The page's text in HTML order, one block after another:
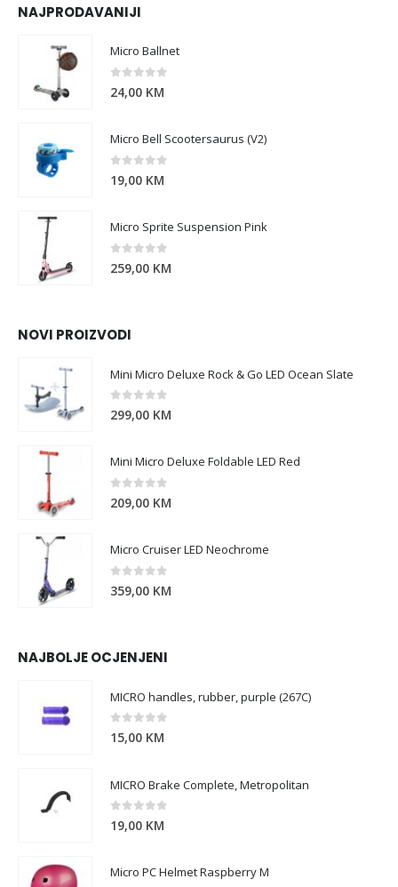
NAJPRODAVANIJI
Micro Ballnet
0 out of 5
24,00 KM
Micro Bell Scootersaurus (V2)
0 out of 5
19,00 KM
Micro Sprite Suspension Pink
259,00 KM
NOVI PROIZVODI
Mini Micro Deluxe Rock & Go LED Ocean Slate
0 out of 5
299,00 KM
Mini Micro Deluxe Foldable LED Red
0 out of 5
209,00 KM
Micro Cruiser LED Neochrome
359,00 KM
NAJBOLJE OCJENJENI
MICRO handles, rubber, purple (267C)
0out of 5
15,00 KM
MICRO Brake Complete, Metropolitan
0 out of 5
19,00 KM
Micro PC Helmet Raspberry M